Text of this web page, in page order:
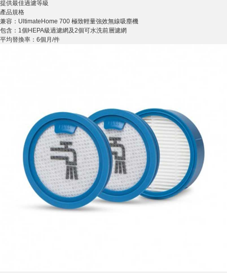
提供最佳過濾等級
產品規格
兼容：UltimateHome 700 極致輕量強效無線吸塵機
包含：1個HEPA級過濾網及2個可水洗前層濾網
平均替換率：6個月/件